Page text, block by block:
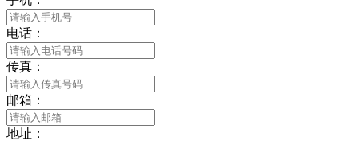
电话：
传真：
邮箱：
地址：